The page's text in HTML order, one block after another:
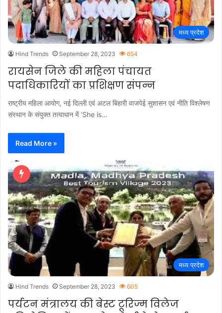
मध्य प्रदेश
Hind Trends September 28, 2023 654
रायसेन जिले की महिला पंचायत
पदाधिकारियों का प्रशिक्षण संपन्न
राष्ट्रीय महिला आयोग, नई दिल्ली एवं अटल बिहारी वाजपेई सुशासन एवं नीति विश्लेषण
संस्थान के संयुक्त तत्वाधान में ‘She is…
Read More »
मध्य प्रदेश
Hind Trends September 28, 2023 605
पर्यटन मंत्रालय की बेस्ट टूरिज्म विलेज